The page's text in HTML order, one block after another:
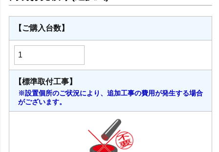
【ご購入台数】
【標準取付工事】
※設置個所のご状況により、追加工事の費用が発生する場合
がございます。